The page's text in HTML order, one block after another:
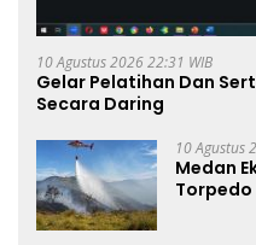
10 Agustus 2026 22:31 WIB
Gelar Pelatihan Dan
Secara Daring
10 Agustus
Medan
Torpedo